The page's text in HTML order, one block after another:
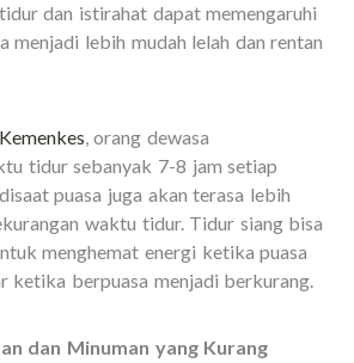
dan istirahat dapat memengaruhi
menjadi lebih mudah lelah dan rentan
, orang dewasa
tidur sebanyak 7-8 jam setiap
puasa juga akan terasa lebih
waktu tidur. Tidur siang bisa
menghemat energi ketika puasa
ketika berpuasa menjadi berkurang.
dan Minuman yang Kurang